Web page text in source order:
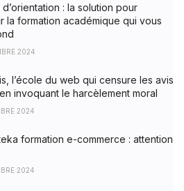
d’orientation : la solution pour
la formation académique qui vous
2024
l’école du web qui censure les avis
invoquant le harcèlement moral
2024
formation e-commerce : attention
2024